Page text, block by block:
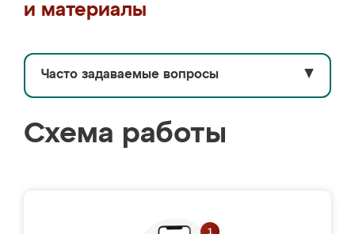
и материалы
Часто задаваемые вопросы ▼
Схема работы